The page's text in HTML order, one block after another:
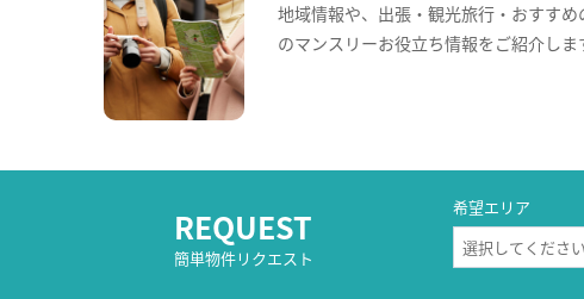
地域情報や、出張・観光旅行・おすす
のマンスリーお役立ち情報をご紹介しま
REQUEST
簡単物件リクエスト
希望エリア